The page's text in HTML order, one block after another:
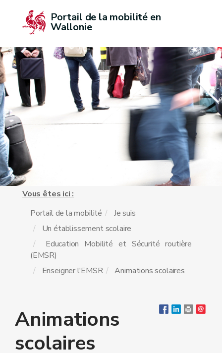
Portail de la mobilité en
Wallonie
Vous êtes ici :
Portail de la mobilité
Je suis
Un établissement scolaire
Education Mobilité et Sécurité routière
(EMSR)
Enseigner l'EMSR
Animations scolaires
Animations
scolaires